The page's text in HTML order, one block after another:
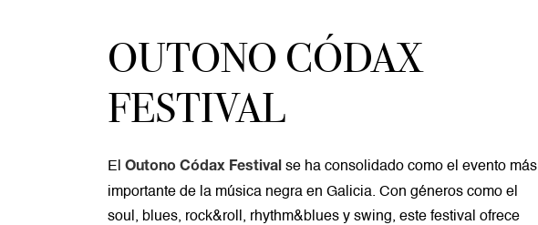
OUTONO CÓDAX
FESTIVAL
El Outono Códax Festival se ha consolidado como el evento más
importante de la música negra en Galicia. Con géneros como el
soul, blues, rock&roll, rhythm&blues y swing, este festival ofrece